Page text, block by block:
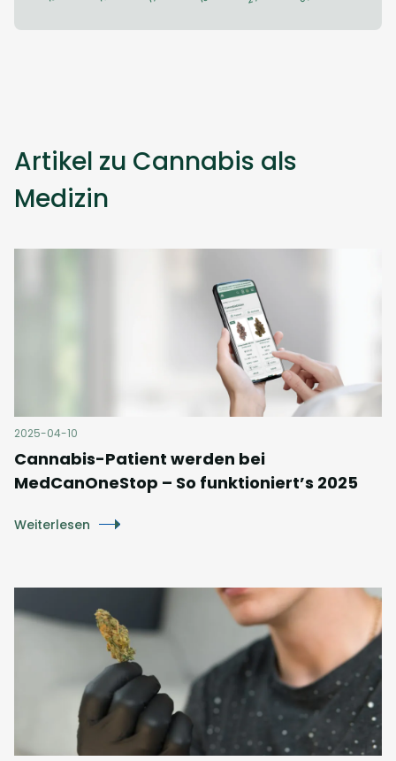
Artikel zu Cannabis als
Medizin
2025-04-10
Cannabis-Patient werden bei
MedCanOneStop – So funktioniert’s 2025
Weiterlesen